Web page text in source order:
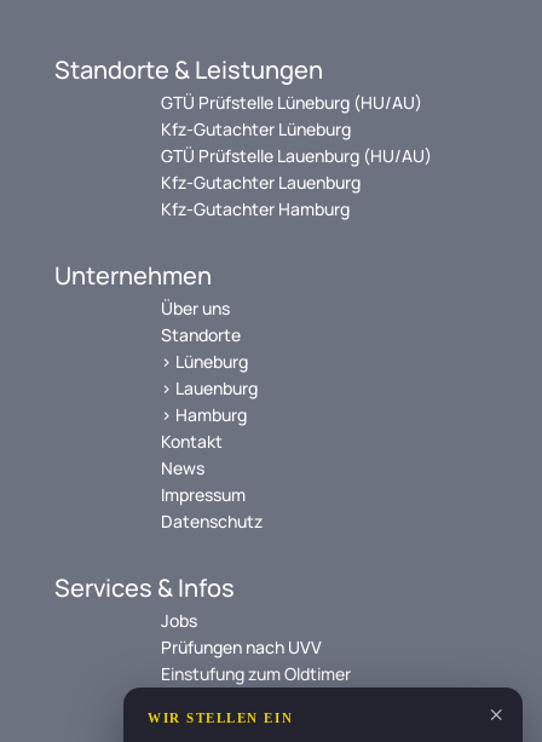
Standorte & Leistungen
GTÜ Prüfstelle Lüneburg (HU/AU)
Kfz-Gutachter Lüneburg
GTÜ Prüfstelle Lauenburg (HU/AU)
Kfz-Gutachter Lauenburg
Kfz-Gutachter Hamburg
Unternehmen
Über uns
Standorte
> Lüneburg
> Lauenburg
> Hamburg
Kontakt
News
Impressum
Datenschutz
Services & Infos
Jobs
Prüfungen nach UVV
Einstufung zum Oldtimer
StVZO nach §29